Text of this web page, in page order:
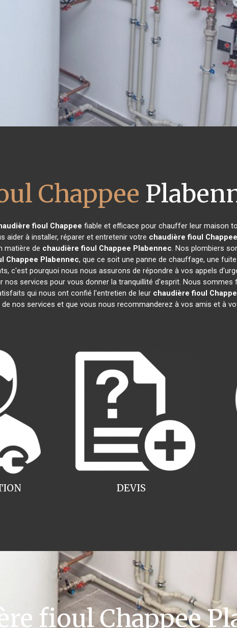
Chappee
fioul Chappee fiable et efficace pour chauffer leur maison
aider à installer, réparer et entretenir votre chaudière fioul Chappee
matière de chaudière fioul Chappee Plabennec. Nos plombiers
Chappee Plabennec, que ce soit une panne de chauffage, une
c'est pourquoi nous nous assurons de répondre à vos appels
services pour vous donner la tranquillité d'esprit. Nous sommes
qui nous ont confié l'entretien de leur chaudière fioul
nos services et que vous nous recommanderez à vos amis et à
DEVIS
fioul Chappee